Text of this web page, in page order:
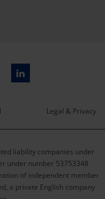
Legal & Privacy
liability companies under
under number 53753348
of independent member
a private English company